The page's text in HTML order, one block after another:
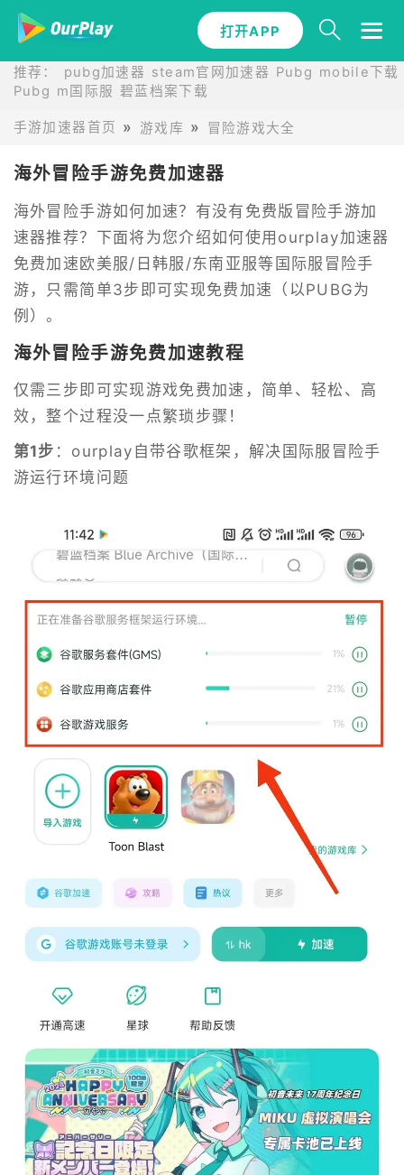
打开APP
推荐： pubg加速器 steam官网加速器 Pubg mobile下载
Pubg m国际服 碧蓝档案下载
手游加速器首页 游戏库 冒险游戏大全
海外冒险手游免费加速器
海外冒险手游如何加速？有没有免费版冒险手游加
速器推荐？下面将为您介绍如何使用ourplay加速器
免费加速欧美服/日韩服/东南亚服等国际服冒险手
游，只需简单3步即可实现免费加速（以PUBG为
例）。
海外冒险手游免费加速教程
仅需三步即可实现游戏免费加速，简单、轻松、高
效，整个过程没一点繁琐步骤！
第1步 ：ourplay自带谷歌框架，解决国际服冒险手
游运行环境问题